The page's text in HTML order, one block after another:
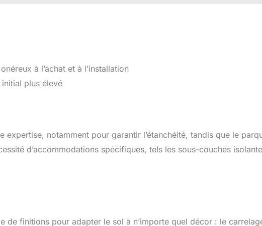
à l’achat et à l’installation
plus élevé
expertise, notamment pour garantir l’étanchéité, tandis que le
d’accommodations spécifiques, tels les sous-couches
de finitions pour adapter le sol à n’importe quel décor : le